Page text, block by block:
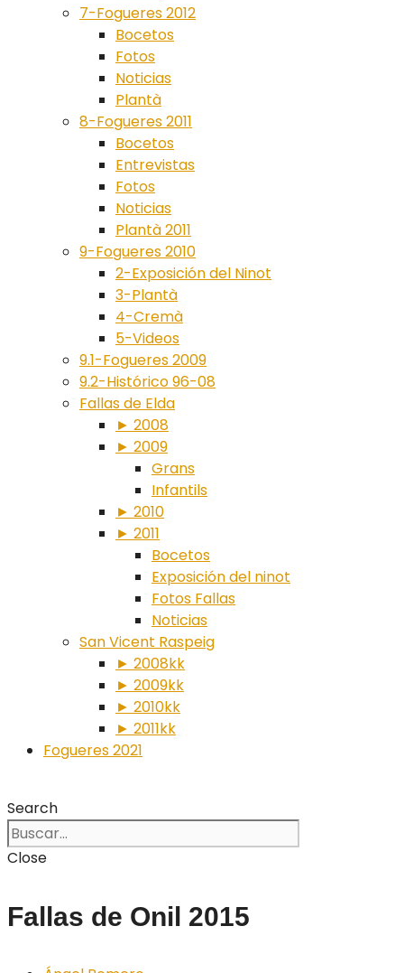
7-Fogueres 2012
Bocetos
Fotos
Noticias
Plantà
8-Fogueres 2011
Bocetos
Entrevistas
Fotos
Noticias
Plantà 2011
9-Fogueres 2010
2-Exposición del Ninot
3-Plantà
4-Cremà
5-Videos
9.1-Fogueres 2009
9.2-Histórico 96-08
Fallas de Elda
► 2008
► 2009
Grans
Infantils
► 2010
► 2011
Bocetos
Exposición del ninot
Fotos Fallas
Noticias
San Vicent Raspeig
► 2008kk
► 2009kk
► 2010kk
► 2011kk
Fogueres 2021
Search
Close
Fallas de Onil 2015